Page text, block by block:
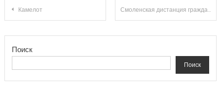
Навигация по записям
Камелот Смоленская дистанция гражданских сооружений по эксплуатации зданий и сооружений, Смоленского отделения МЖД, филиал РЖД
Поиск
Поиск